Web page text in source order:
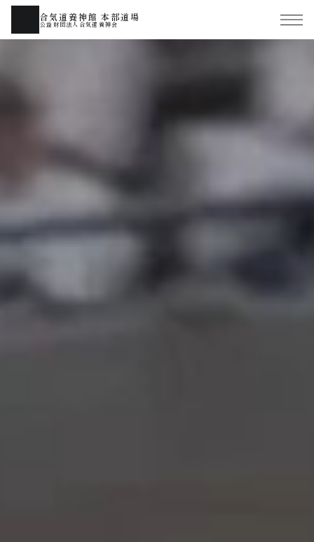
合気道養神館 本部道場
公益財団法人合気道養神会